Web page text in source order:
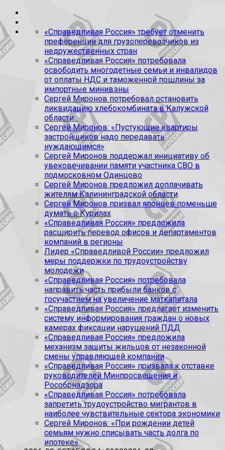
«Справедливая Россия» требует отменить
преференции для грузоперевозчиков из
недружественных стран
«Справедливая Россия» потребовала
освободить многодетные семьи и инвалидов
от оплаты НДС и таможенной пошлины за
импортные минивэны
Сергей Миронов потребовал остановить
ликвидацию хлебокомбината в Калужской
области
Сергей Миронов: «Пустующие квартиры
застройщиков надо передавать
нуждающимся»
Сергей Миронов поддержал инициативу об
увековечивании памяти участника СВО в
подмосковном Одинцово
Сергей Миронов предложил доплачивать
жителям Калининградской области
Сергей Миронов призвал японцев поменьше
думать о Курилах
«Справедливая Россия» предложила
расширить перевод офисов и департаментов
компаний в регионы
Лидер «Справедливой России» предложил
меры поддержки по трудоустройству
молодежи
«Справедливая Россия» потребовала
направить часть прибыли банков с
госучастием на увеличение маткапитала
«Справедливая Россия» предлагает изменить
систему информирования граждан о новых
камерах фиксации нарушений ПДД
«Справедливая Россия» предложила
механизм защиты жильцов от незаконной
смены управляющей компании
«Справедливая Россия» призвала к отставке
руководителей Минпросвещения и
Рособрнадзора
«Справедливая Россия» потребовала
запретить трудоустройство мигрантов в
наиболее чувствительные сектора экономики
Сергей Миронов: «При рождении детей
семьям нужно списывать часть долга по
ипотеке»